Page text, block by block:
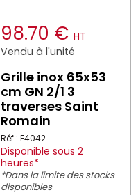
98.70 € HT
Vendu à l'unité
Grille inox 65x53
cm GN 2/1 3
traverses Saint
Romain
Réf : E4042
Disponible sous 2
heures*
*Dans la limite des stocks
disponibles